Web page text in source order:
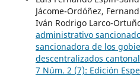
Jácome-Ordóñez,
Iván Rodrigo Larco-
administrativo
sancionadora de los
descentralizados
7 Núm. 2 (7): Edición